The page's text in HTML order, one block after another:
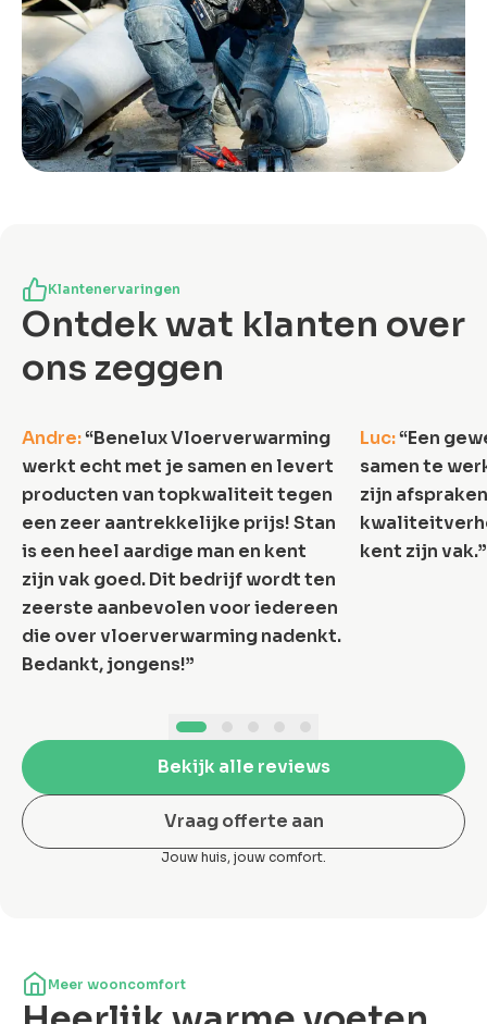
Klantenervaringen
Ontdek wat klanten over
ons zeggen
Andre:“Benelux Vloerverwarming
werkt echt met je samen en levert
producten van topkwaliteit tegen
een zeer aantrekkelijke prijs! Stan
is een heel aardige man en kent
zijn vak goed. Dit bedrijf wordt ten
zeerste aanbevolen voor iedereen
die over vloerverwarming nadenkt.
Bedankt, jongens!”
Luc:“Een
samen te
zijn
kent zijn vak.”
Bekijk alle reviews
Vraag offerte aan
Jouw huis, jouw comfort.
Meer wooncomfort